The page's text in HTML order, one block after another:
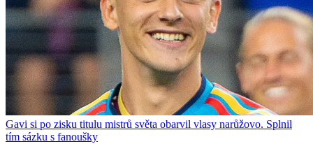
Gavi si po zisku titulu mistrů světa obarvil vlasy narůžovo. Splnil
tím sázku s fanoušky